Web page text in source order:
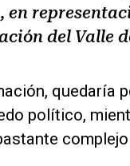
en
del Valle
quedaría
político,